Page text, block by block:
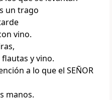
un trago
vino.
y vino.
a lo que el SEÑOR
manos.